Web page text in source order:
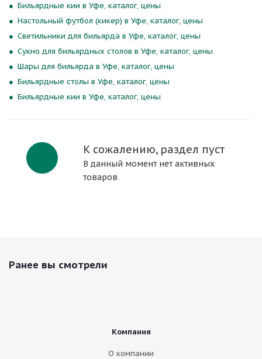
Бильярдные кии в Уфе, каталог, цены
Настольный футбол (кикер) в Уфе, каталог, цены
Светильники для бильярда в Уфе, каталог, цены
Сукно для бильярдных столов в Уфе, каталог, цены
Шары для бильярда в Уфе, каталог, цены
Бильярдные столы в Уфе, каталог, цены
Бильярдные кии в Уфе, каталог, цены
К сожалению, раздел пуст
В данный момент нет активных
товаров
Ранее вы смотрели
Компания
О компании